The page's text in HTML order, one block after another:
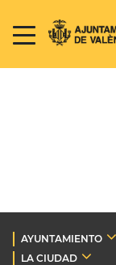
AYUNTAMIENTO
LA CIUDAD